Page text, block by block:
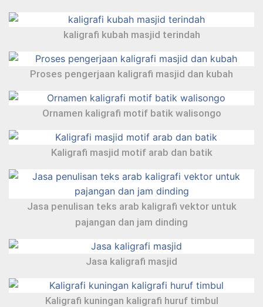
kaligrafi kubah masjid terindah
Proses pengerjaan kaligrafi masjid dan kubah
Ornamen kaligrafi motif batik walisongo
Kaligrafi masjid motif arab dan batik
Jasa penulisan teks arab kaligrafi vektor untuk
pajangan dan jam dinding
Jasa kaligrafi masjid
Kaligrafi kuningan kaligrafi huruf timbul